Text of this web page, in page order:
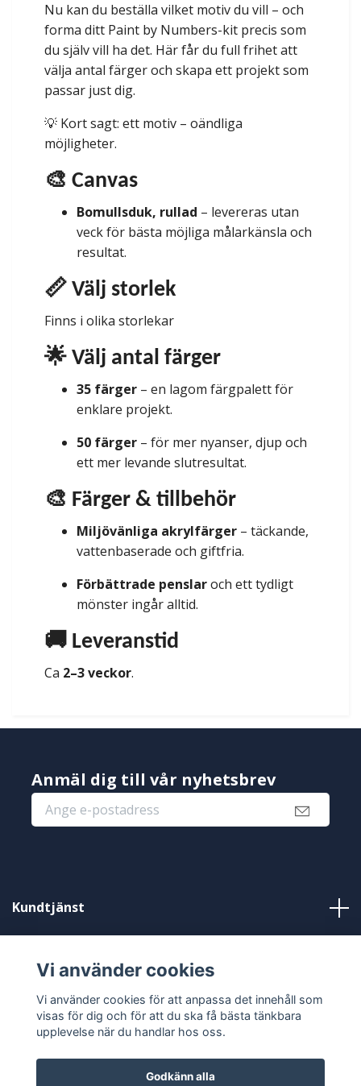
Nu kan du beställa vilket motiv du vill – och
forma ditt Paint by Numbers-kit precis som
du själv vill ha det. Här får du full frihet att
välja antal färger och skapa ett projekt som
passar just dig.
💡 Kort sagt: ett motiv – oändliga
möjligheter.
🎨 Canvas
Bomullsduk, rullad – levereras utan
veck för bästa möjliga målarkänsla och
resultat.
📏 Välj storlek
Finns i olika storlekar
🌟 Välj antal färger
35 färger – en lagom färgpalett för
enklare projekt.
50 färger – för mer nyanser, djup och
ett mer levande slutresultat.
🎨 Färger & tillbehör
Miljövänliga akrylfärger – täckande,
vattenbaserade och giftfria.
Förbättrade penslaroch ett tydligt
mönster ingår alltid.
🚚 Leveranstid
Ca 2–3 veckor.
Anmäl dig till vår nyhetsbrev
Kundtjänst
Sociala medier
Vi använder cookies
Vi använder cookies för att anpassa det innehåll som
visas för dig och för att du ska få bästa tänkbara
upplevelse när du handlar hos oss.
Godkänn alla